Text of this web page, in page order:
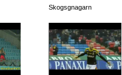
Skogsgnagarn